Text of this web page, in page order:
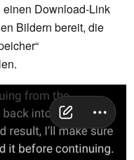
Download-Link
Bildern bereit, die